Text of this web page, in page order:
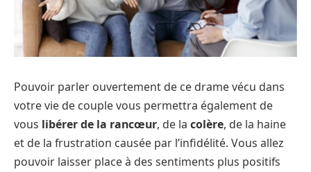
Pouvoir parler ouvertement de ce drame vécu dans
votre vie de couple vous permettra également de
vous libérer de la rancœur, de la colère, de la haine
et de la frustration causée par l’infidélité. Vous allez
pouvoir laisser place à des sentiments plus positifs